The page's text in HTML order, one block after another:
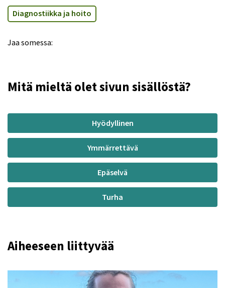
Diagnostiikka ja hoito
Jaa somessa:
Mitä mieltä olet sivun sisällöstä?
Hyödyllinen
Ymmärrettävä
Epäselvä
Turha
Aiheeseen liittyvää